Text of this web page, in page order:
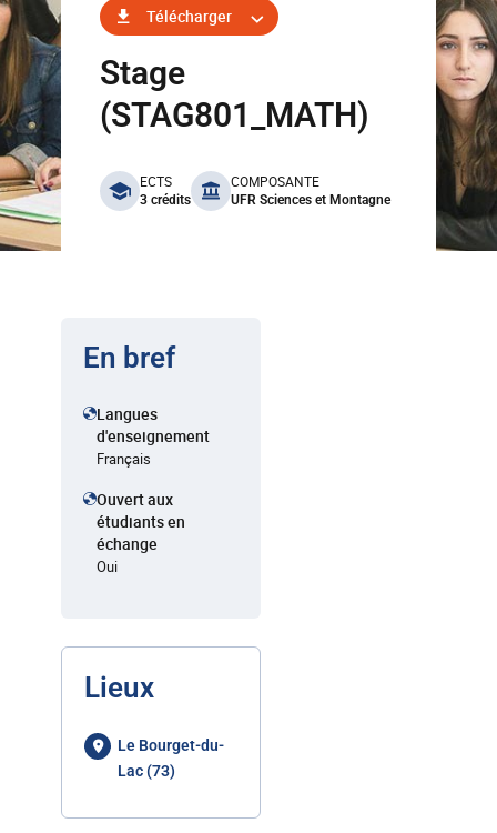
Télécharger
Stage
(STAG801_MATH)
benefits
ECTS
3 crédits
COMPOSANTE
UFR Sciences et Montagne
En bref
Langues
d'enseignement
Français
Ouvert aux
étudiants en
échange
Oui
Lieux
Le Bourget-du-
Lac (73)